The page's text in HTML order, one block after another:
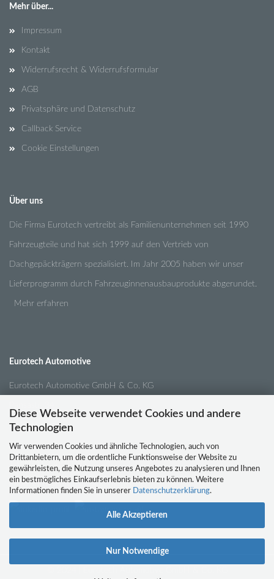
Diese Webseite verwendet Cookies und andere
Technologien
Wir verwenden Cookies und ähnliche Technologien, auch von
Drittanbietern, um die ordentliche Funktionsweise der Website zu
gewährleisten, die Nutzung unseres Angebotes zu analysieren und Ihnen
ein bestmögliches Einkaufserlebnis bieten zu können. Weitere
Informationen finden Sie in unserer
Datenschutzerklärung.
Alle Akzeptieren
Nur Notwendige
Mehr über...
Impressum
Kontakt
Widerrufsrecht & Widerrufsformular
AGB
Privatsphäre und Datenschutz
Callback Service
Cookie Einstellungen
Über uns
Die Firma Eurotech vertreibt als Familienunternehmen seit 1990
Fahrzeugteile und hat sich 1999 auf den Vertrieb von
Dachgepäckträgern spezialisiert. Im Jahr 2005 haben wir unser
Lieferprogramm durch Fahrzeuginnenausbauprodukte abgerundet.
Mehr erfahren
Eurotech Automotive
Eurotech Automotive GmbH & Co. KG
04179 Leipzig
Tel.:0341 / 4210791
Email:info@eurotech-automotive.de